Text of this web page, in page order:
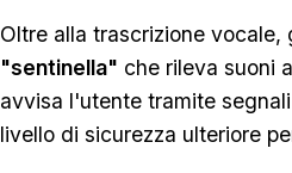
Oltre alla trascrizione
"sentinella" che rileva suoni
avvisa l'utente tramite
livello di sicurezza ulteriore